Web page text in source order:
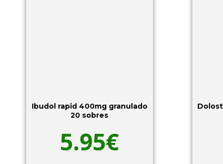
Ibudol rapid 400mg granulado
20 sobres
5.95€